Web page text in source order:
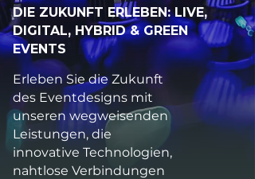
DIE ZUKUNFT ERLEBEN: LIVE,
DIGITAL, HYBRID & GREEN
EVENTS
Erleben Sie die Zukunft
des Eventdesigns mit
unseren wegweisenden
Leistungen, die
innovative Technologien,
nahtlose Verbindungen